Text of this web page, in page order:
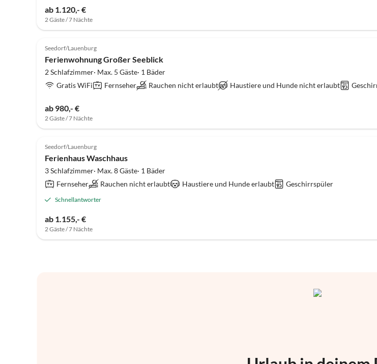
ab 1.120,- €
2 Gäste / 7 Nächte
Seedorf/Lauenburg
Ferienwohnung Großer Seeblick
2 Schlafzimmer· Max. 5 Gäste· 1 Bäder
Gratis WiFi
Fernseher Rauchen nicht erlaubt Haustiere und Hunde nicht erlaubt
ab 980,- €
2 Gäste / 7 Nächte
Seedorf/Lauenburg
Ferienhaus Waschhaus
3 Schlafzimmer· Max. 8 Gäste· 1 Bäder
Fernseher
Rauchen nicht erlaubt Haustiere und Hunde erlaubt Geschirrspüler
Schnellantworter
ab 1.155,- €
2 Gäste / 7 Nächte